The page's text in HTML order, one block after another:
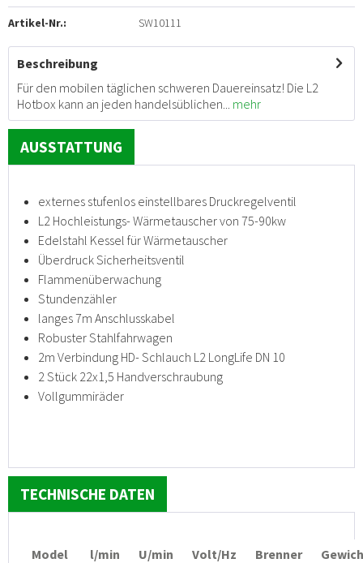
Artikel-Nr.: SW10111
Beschreibung
Für den mobilen täglichen schweren Dauereinsatz! Die L2
Hotbox kann an jeden handelsüblichen... mehr
AUSSTATTUNG
externes stufenlos einstellbares Druckregelventil
L2 Hochleistungs- Wärmetauscher von 75-90kw
Edelstahl Kessel für Wärmetauscher
Überdruck Sicherheitsventil
Flammenüberwachung
Stundenzähler
langes 7m Anschlusskabel
Robuster Stahlfahrwagen
2m Verbindung HD- Schlauch L2 LongLife DN 10
2 Stück 22x1,5 Handverschraubung
Vollgummiräder
TECHNISCHE DATEN
Model l/min U/min Volt/Hz Brenner